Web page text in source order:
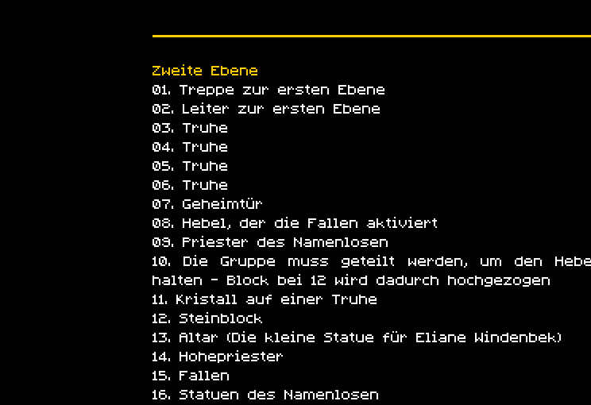
Zweite Ebene
Treppe zur ersten Ebene
Leiter zur ersten Ebene
Truhe
Truhe
Truhe
Truhe
Geheimtür
Hebel, der die Fallen aktiviert
Priester des Namenlosen
Die Gruppe muss geteilt werden, um den
halten - Block bei 12 wird dadurch hochgezogen
Kristall auf einer Truhe
Steinblock
Altar (Die kleine Statue für Eliane Windenbek)
Hohepriester
Fallen
Statuen des Namenlosen